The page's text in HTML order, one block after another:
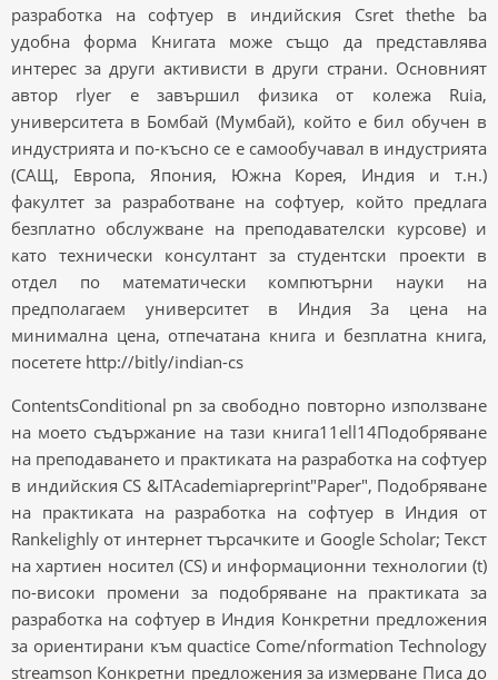
разработка на софтуер в индийския Csret thethe ba
удобна форма Книгата може също да представлява
интерес за други активисти в други страни. Основният
автор rlyer е завършил физика от колежа Ruia,
университета в Бомбай (Мумбай), който е бил обучен в
индустрията и по-късно се е самообучавал в индустрията
(САЩ, Европа, Япония, Южна Корея, Индия и т.н.)
факултет за разработване на софтуер, който предлага
безплатно обслужване на преподавателски курсове) и
като технически консултант за студентски проекти в
отдел по математически компютърни науки на
предполагаем университет в Индия За цена на
минимална цена, отпечатана книга и безплатна книга,
посетете http://bitly/indian-cs
ContentsConditional pn за свободно повторно използване
на моето съдържание на тази книга11ell14Подобряване
на преподаването и практиката на разработка на софтуер
в индийския CS &ITAcademiapreprint"Paper", Подобряване
на практиката на разработка на софтуер в Индия от
Rankelighly от интернет търсачките и Google Scholar; Текст
на хартиен носител (CS) и информационни технологии (t)
по-високи промени за подобряване на практиката за
разработка на софтуер в Индия Конкретни предложения
за ориентирани към quactice Come/nformation Technology
streamson Конкретни предложения за измерване Писа до